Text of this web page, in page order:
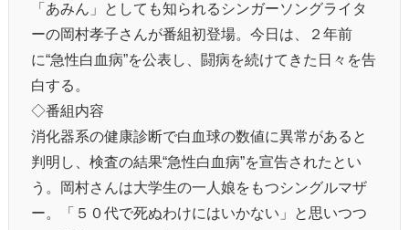
「あみん」としても知られるシンガーソングライタ
ーの岡村孝子さんが番組初登場。今日は、２年前
に“急性白血病”を公表し、闘病を続けてきた日々を告
白する。
◇番組内容
消化器系の健康診断で白血球の数値に異常があると
判明し、検査の結果“急性白血病”を宣告されたとい
う。岡村さんは大学生の一人娘をもつシングルマザ
ー。「５０代で死ぬわけにはいかない」と思いつつ